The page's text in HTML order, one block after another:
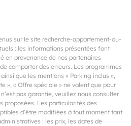
sur le site recherche-appartement-ou-
: les informations présentées font
en provenance de nos partenaires
comporter des erreurs. Les programmes
que les mentions « Parking inclus »,
», « Offre spéciale » ne valent que pour
pas garantie, veuillez nous consulter
proposées. Les particularités des
d’être modifiées à tout moment tant
: les prix, les dates de